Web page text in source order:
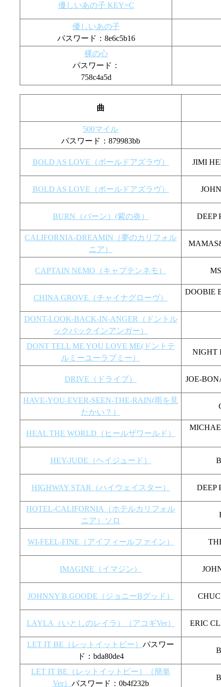
優しいあの子 KEY=C
優しいあの子
パスワード：8e6c5b16
裸の心
パスワード：
758c4a5d
曲
500マイル
パスワード：879983bb
BOLD AS LOVE（ボールドアズラヴ） JIMI
BOLD AS LOVE（ボールドアズラヴ）
BURN（バーン）(紫の炎） DEEP
CALIFORNIA-DREAMIN（夢のカリフォル
ニア）
CAPTAIN NEMO（キャプテンネモ）
CHINA GROVE（チャイナグローヴ）
DOOBIE
DONT-LOOK-BACK-IN-ANGER（ドントル
ックバックインアンガー）
DONT TELL ME YOU LOVE ME(ドントテ
ルミーユーラブミー）
NIGHT
DRIVE（ドライブ） JOE-
HAVE-YOU-EVER-SEEN-THE-RAIN(雨を見
たかい？）
HEAL THE WORLD（ヒールザワールド）
HEY-JUDE（ヘイジュード）
HIGHWAY STAR（ハイウェイスター） DEEP
HOTEL-CALIFORNIA（ホテルカリフォル
ニア）ソロ
WI-FEEL-FINE（アイフィールファイン）
IMAGINE（イマジン）
JOHNNY B.GOODE（ジョニーBグッド）
LAYLA（いとしのレイラ）（アコギVer） ERIC
LET IT BE（レットイットビー） パスワー
ド：bda80de4
LET IT BE（レットイットビー）（簡単
Ver） パスワード：0b4f232b